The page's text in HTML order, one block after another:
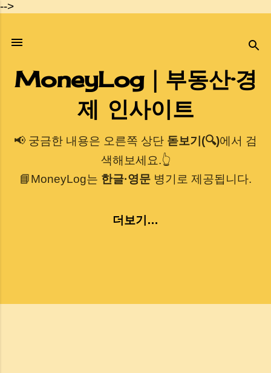
-->
기본 콘텐츠로 건너뛰기
MoneyLog｜부동산·경
제 인사이트
📢 궁금한 내용은 오른쪽 상단 돋보기(🔍)에서 검
색해보세요.👆
📘MoneyLog는 한글·영문 병기로 제공됩니다.
더보기…